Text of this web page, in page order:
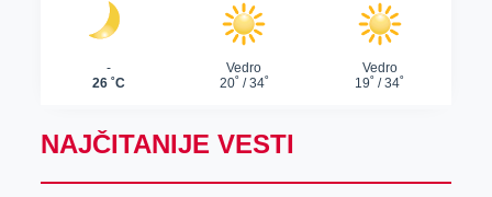
NAJČITANIJE VESTI